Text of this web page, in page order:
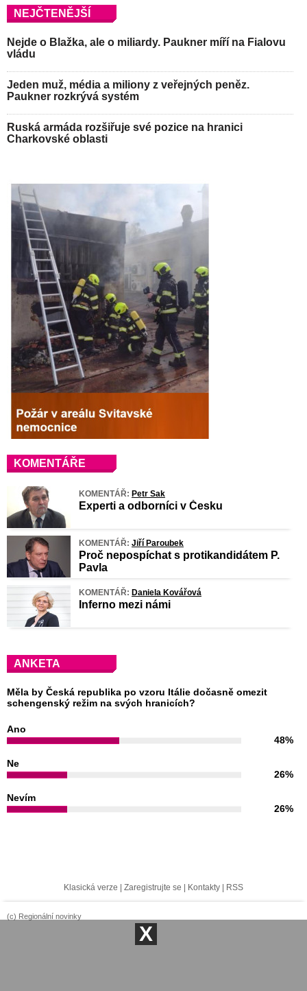
NEJČTENĚJŠÍ
Nejde o Blažka, ale o miliardy. Paukner míří na Fialovu
vládu
Jeden muž, média a miliony z veřejných peněz.
Paukner rozkrývá systém
Ruská armáda rozšiřuje své pozice na hranici
Charkovské oblasti
KOMENTÁŘE
KOMENTÁŘ: Petr Sak
Experti a odborníci v Česku
KOMENTÁŘ: Jiří Paroubek
Proč nepospíchat s protikandidátem P.
Pavla
KOMENTÁŘ: Daniela Kovářová
Inferno mezi námi
ANKETA
Měla by Česká republika po vzoru Itálie dočasně omezit
schengenský režim na svých hranicích?
Ano
48%
Ne
26%
Nevím
26%
Klasická verze Zaregistrujte se Kontakty RSS
(c) Regionální novinky
X